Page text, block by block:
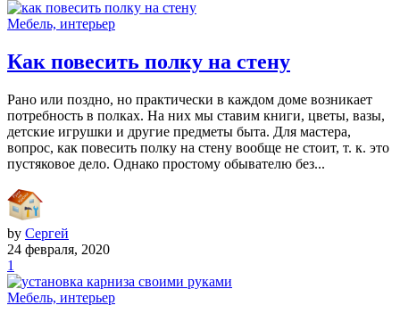
Мебель, интерьер
Как повесить полку на стену
Рано или поздно, но практически в каждом доме возникает
потребность в полках. На них мы ставим книги, цветы, вазы,
детские игрушки и другие предметы быта. Для мастера,
вопрос, как повесить полку на стену вообще не стоит, т. к. это
пустяковое дело. Однако простому обывателю без...
by Сергей
24 февраля, 2020
1
Мебель, интерьер